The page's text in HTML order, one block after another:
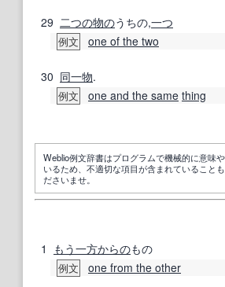
29 二つの物のうちの,一つ
例文 one of the two
30 同一物.
例文 one and the same thing
Weblio例文辞書はプログラムで機械的に意味
いるため、不適切な項目が含まれていること
ださいませ。
1 もう一方からのもの
例文 one from the other